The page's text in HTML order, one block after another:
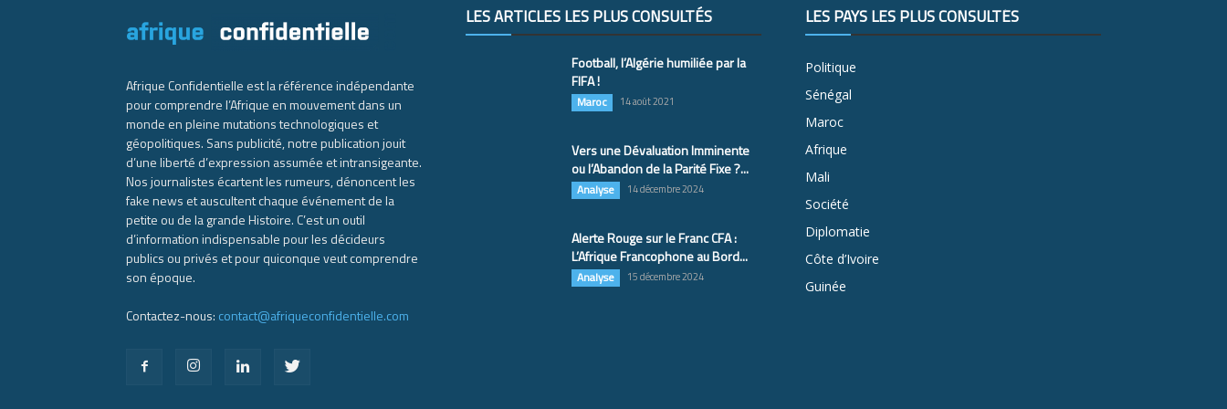
Afrique Confidentielle est la référence indépendante
pour comprendre l’Afrique en mouvement dans un
monde en pleine mutations technologiques et
géopolitiques. Sans publicité, notre publication jouit
d’une liberté d’expression assumée et intransigeante.
Nos journalistes écartent les rumeurs, dénoncent les
fake news et auscultent chaque événement de la
petite ou de la grande Histoire. C’est un outil
d’information indispensable pour les décideurs
publics ou privés et pour quiconque veut comprendre
son époque.
Contactez-nous: contact@afriqueconfidentielle.com
LES ARTICLES LES PLUS CONSULTÉS
Football, l’Algérie humiliée par la
FIFA !
Maroc 14 août 2021
Vers une Dévaluation Imminente
ou l’Abandon de la Parité Fixe ?...
Analyse 14 décembre 2024
Alerte Rouge sur le Franc CFA :
L’Afrique Francophone au Bord...
Analyse 15 décembre 2024
LES PAYS LES PLUS CONSULTÉS
Politique
Sénégal
Maroc
Afrique
Mali
Société
Diplomatie
Côte d’Ivoire
Guinée